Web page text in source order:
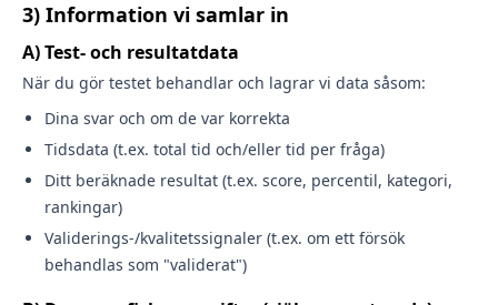
3) Information vi samlar in
A) Test- och resultatdata
När du gör testet behandlar och lagrar vi data såsom:
Dina svar och om de var korrekta
Tidsdata (t.ex. total tid och/eller tid per fråga)
Ditt beräknade resultat (t.ex. score, percentil, kategori,
rankingar)
Validerings-/kvalitetssignaler (t.ex. om ett försök
behandlas som "validerat")